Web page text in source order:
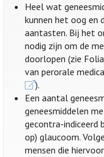
Heel wat
kunnen het oog en
aantasten. Bij het
nodig zijn om de
doorlopen (zie
van perorale
).
Een aantal
geneesmiddelen
gecontra-indiceerd
op) glaucoom.
mensen die